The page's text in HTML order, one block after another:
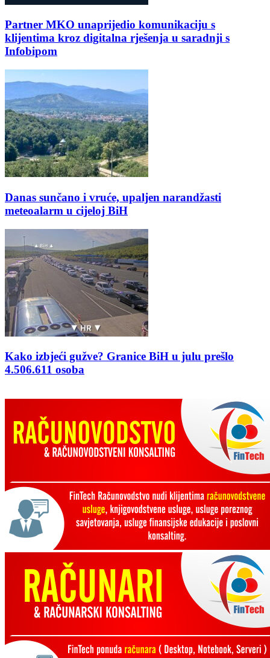
Partner MKO unaprijedio komunikaciju s
klijentima kroz digitalna rješenja u saradnji s
Infobipom
Danas sunčano i vruće, upaljen narandžasti
meteoalarm u cijeloj BiH
Kako izbjeći gužve? Granice BiH u julu prešlo
4.506.611 osoba